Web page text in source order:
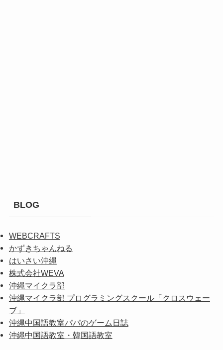
BLOG
WEBCRAFTS
かずきちゃんねる
はいさい沖縄
株式会社WEVA
沖縄マイクラ部
沖縄マイクラ部 プログラミングスクール「クロスウェー
ブ」
沖縄中国語教室パパのゲーム日誌
沖縄中国語教室・韓国語教室